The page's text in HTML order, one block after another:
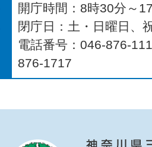
開庁時間：8時30分～
閉庁日：土・日曜日、
電話番号：046-876-
876-1717